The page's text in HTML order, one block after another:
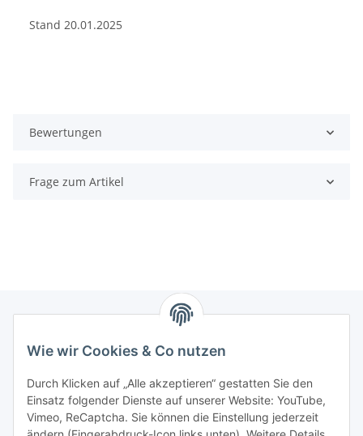
Wie wir Cookies & Co nutzen
Durch Klicken auf „Alle akzeptieren“ gestatten Sie den
Einsatz folgender Dienste auf unserer Website: YouTube,
Vimeo, ReCaptcha. Sie können die Einstellung jederzeit
Stand 20.01.2025
Bewertungen
Frage zum Artikel
Zahlungsmöglichkeiten
Versandinformationen